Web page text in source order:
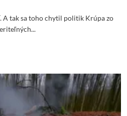
A tak sa toho chytil politik Krúpa zo